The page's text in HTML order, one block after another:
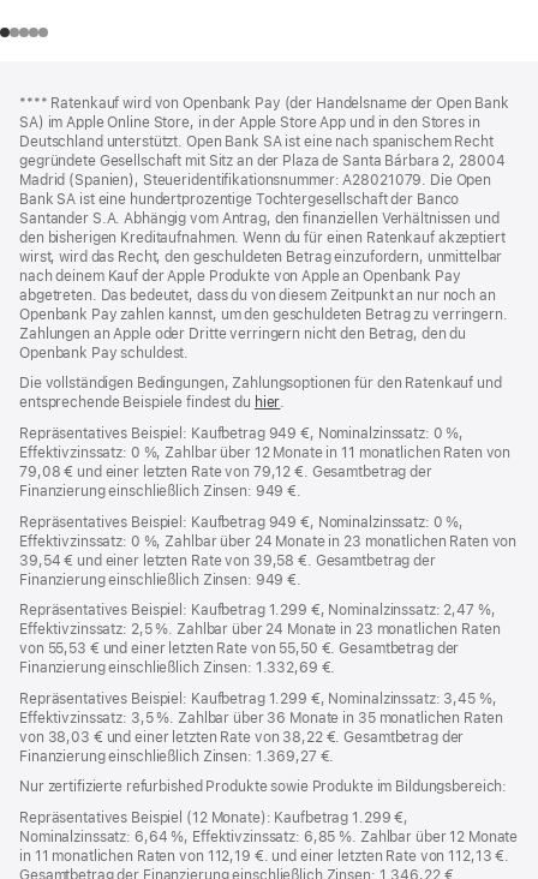
Fußnote
**** Ratenkauf wird von Openbank Pay (der Handelsname der Open Bank
SA) im Apple Online Store, in der Apple Store App und in den Stores in
Deutschland unterstützt. Open Bank SA ist eine nach spanischem Recht
gegründete Gesellschaft mit Sitz an der Plaza de Santa Bárbara 2, 28004
Madrid (Spanien), Steueridentifikationsnummer: A28021079. Die Open
Bank SA ist eine hundertprozentige Tochtergesellschaft der Banco
Santander S.A. Abhängig vom Antrag, den finanziellen Verhältnissen und
den bisherigen Kreditaufnahmen. Wenn du für einen Ratenkauf akzeptiert
wirst, wird das Recht, den geschuldeten Betrag einzufordern, unmittelbar
nach deinem Kauf der Apple Produkte von Apple an Openbank Pay
abgetreten. Das bedeutet, dass du von diesem Zeitpunkt an nur noch an
Openbank Pay zahlen kannst, um den geschuldeten Betrag zu verringern.
Zahlungen an Apple oder Dritte verringern nicht den Betrag, den du
Openbank Pay schuldest.
Die vollständigen Bedingungen, Zahlungsoptionen für den Ratenkauf und
entsprechende Beispiele findest du hier(Öffnet
neues
Fenster)
.
Repräsentatives Beispiel: Kaufbetrag 949 €, Nominalzinssatz: 0 %,
Effektivzinssatz: 0 %, Zahlbar über 12 Monate in 11 monatlichen Raten von
79,08 € und einer letzten Rate von 79,12 €. Gesamtbetrag der
Finanzierung einschließlich Zinsen: 949 €.
Repräsentatives Beispiel: Kaufbetrag 949 €, Nominalzinssatz: 0 %,
Effektivzinssatz: 0 %, Zahlbar über 24 Monate in 23 monatlichen Raten von
39,54 € und einer letzten Rate von 39,58 €. Gesamtbetrag der
Finanzierung einschließlich Zinsen: 949 €.
Repräsentatives Beispiel: Kaufbetrag 1.299 €, Nominalzinssatz: 2,47 %,
Effektivzinssatz: 2,5 %. Zahlbar über 24 Monate in 23 monatlichen Raten
von 55,53 € und einer letzten Rate von 55,50 €. Gesamtbetrag der
Finanzierung einschließlich Zinsen: 1.332,69 €.
Repräsentatives Beispiel: Kaufbetrag 1.299 €, Nominalzinssatz: 3,45 %,
Effektivzinssatz: 3,5 %. Zahlbar über 36 Monate in 35 monatlichen Raten
von 38,03 € und einer letzten Rate von 38,22 €. Gesamtbetrag der
Finanzierung einschließlich Zinsen: 1.369,27 €.
Nur zertifizierte refurbished Produkte sowie Produkte im Bildungsbereich:
Repräsentatives Beispiel (12 Monate): Kaufbetrag 1.299 €,
Nominalzinssatz: 6,64 %, Effektivzinssatz: 6,85 %. Zahlbar über 12 Monate
in 11 monatlichen Raten von 112,19 €. und einer letzten Rate von 112,13 €.
Gesamtbetrag der Finanzierung einschließlich Zinsen: 1.346,22 €.